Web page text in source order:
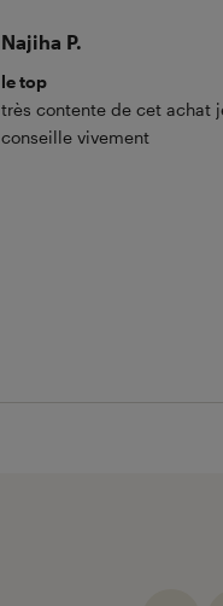
Najiha P.
le top
très contente de cet achat
conseille vivement